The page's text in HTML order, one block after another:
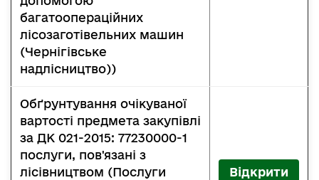
багатоопераційних
лісозаготівельних машин
(Чернігівське
надлісництво))
Обґрунтування очікуваної
вартості предмета закупівлі
за ДК 021-2015: 77230000-1
послуги, пов'язані з
лісівництвом (Послуги
Відкрити